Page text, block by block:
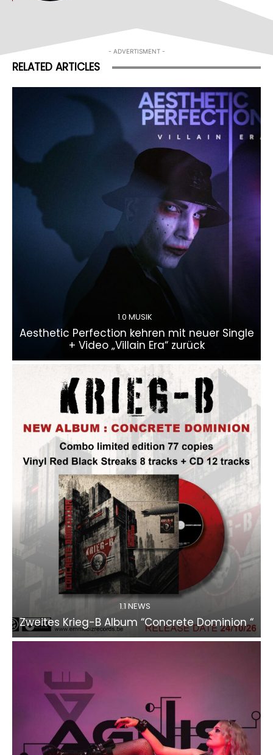
- ADVERTISMENT -
RELATED ARTICLES
1.0 MUSIK
Aesthetic Perfection kehren mit neuer Single
+ Video „Villain Era“ zurück
1.1 NEWS
Zweites Krieg-B Album “Concrete Dominion “